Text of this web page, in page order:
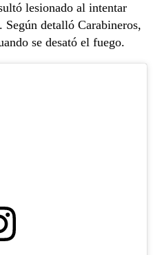
lesionado al intentar
detalló Carabineros,
se desató el fuego.